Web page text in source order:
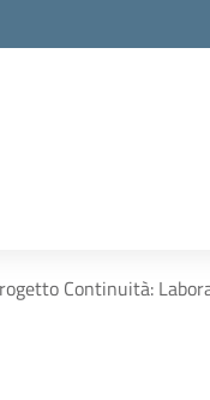
Continuità: